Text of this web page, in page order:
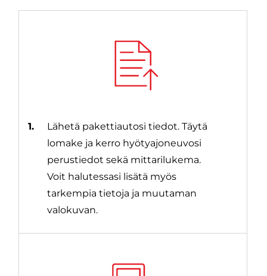
1.
Lähetä pakettiautosi tiedot. Täytä
lomake ja kerro hyötyajoneuvosi
perustiedot sekä mittarilukema.
Voit halutessasi lisätä myös
tarkempia tietoja ja muutaman
valokuvan.